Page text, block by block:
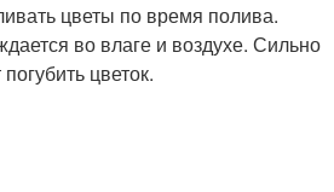
цветы по время полива.
во влаге и воздухе. Сильно
цветок.